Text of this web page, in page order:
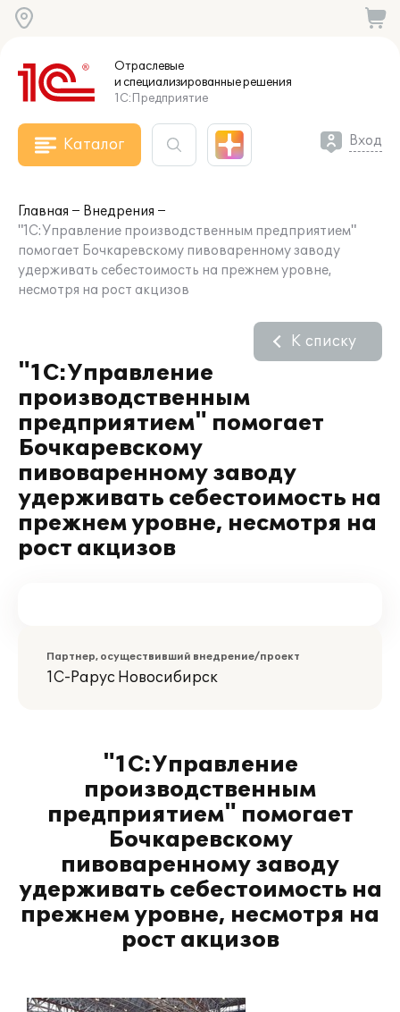
Отраслевые
и специализированныерешения
1С:Предприятие
Каталог Вход
Главная
Внедрения
"1С:Управление производственным предприятием"
помогает Бочкаревскому пивоваренному заводу
удерживать себестоимость на прежнем уровне,
несмотря на рост акцизов
"1С:Управление
производственным
предприятием" помогает
Бочкаревскому
пивоваренному заводу
удерживать себестоимость на
прежнем уровне, несмотря на
рост акцизов
К списку
Партнер, осуществивший внедрение/проект
1С-Рарус Новосибирск
"1С:Управление
производственным
предприятием" помогает
Бочкаревскому
пивоваренному заводу
удерживать себестоимость на
прежнем уровне, несмотря на
рост акцизов